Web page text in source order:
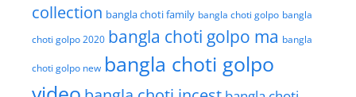
collection bangla choti family bangla choti golpo bangla
choti golpo 2020 bangla choti golpo ma bangla
choti golpo new bangla choti golpo